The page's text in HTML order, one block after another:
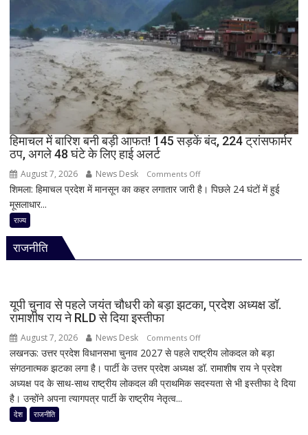
ने
की
अंधाधुंध
फायरिंग,
शिक्षक
समेत
4
की
मौत,
हिमाचल में बारिश बनी बड़ी आफत! 145 सड़कें बंद, 224 ट्रांसफार्मर
ठप, अगले 48 घंटे के लिए हाई अलर्ट
August 7, 2026 News Desk Comments Offon
हिमाचल
बंद,
ट्रांसफार्मर
ठप,
अगले
48
शिमला: हिमाचल प्रदेश में मानसून का कहर लगातार जारी है। पिछले 24 घंटों में हुई
मूसलाधार...
राज्य
राजनीति
यूपी चुनाव से पहले जयंत चौधरी को बड़ा झटका, प्रदेश अध्यक्ष डॉ.
रामाशीष राय ने RLD से दिया इस्तीफा
August 7, 2026 News Desk Comments Offon
यूपी
चुनाव
से
लखनऊ: उत्तर प्रदेश विधानसभा चुनाव 2027 से पहले राष्ट्रीय लोकदल को बड़ा
संगठनात्मक झटका लगा है। पार्टी के उत्तर प्रदेश अध्यक्ष डॉ. रामाशीष राय ने प्रदेश
अध्यक्ष पद के साथ-साथ राष्ट्रीय लोकदल की प्राथमिक सदस्यता से भी इस्तीफा दे दिया
है। उन्होंने अपना त्यागपत्र पार्टी के राष्ट्रीय नेतृत्व...
देश राजनीति